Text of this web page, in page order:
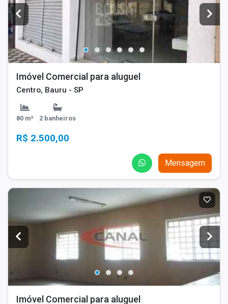
Imóvel Comercial para aluguel
Centro, Bauru - SP
80 m² 2 banheiros
R$ 2.500,00
Mensagem
Imóvel Comercial para aluguel